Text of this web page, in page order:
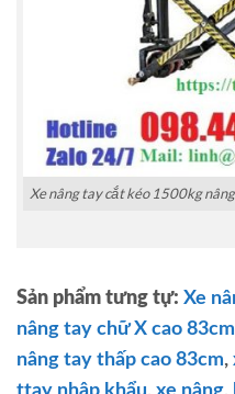
Xe nâng tay cắt kéo 1500kg
Sản phẩm tưng tự: Xe
nâng tay chữ X cao 83cm
nâng tay thấp cao 83cm,